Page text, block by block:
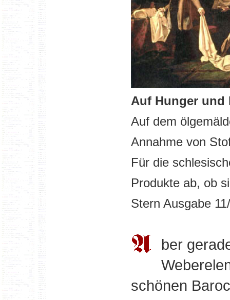
Auf Hunger und
Auf dem
Annahme von
Für die
Produkte ab, ob
Stern Ausgabe
ber
schönen